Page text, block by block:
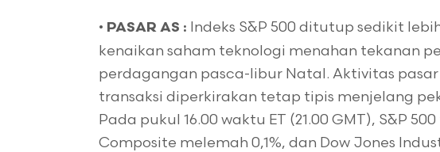
• PASAR AS : Indeks S&P 500 ditutup sedikit
kenaikan saham teknologi menahan tekanan
perdagangan pasca-libur Natal. Aktivitas
transaksi diperkirakan tetap tipis menjelang
Pada pukul 16.00 waktu ET (21.00 GMT), S&P
Composite melemah 0,1%, dan Dow Jones